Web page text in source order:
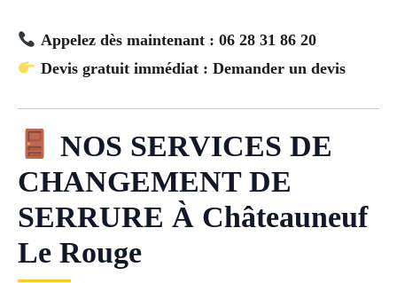
Appelez dès maintenant : 06 28 31 86 20
Devis gratuit immédiat : Demander un devis
NOS SERVICES DE
CHANGEMENT DE
SERRURE À Châteauneuf
Le Rouge